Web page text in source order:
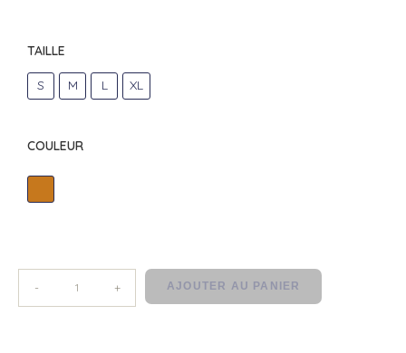
TAILLE
S M L XL
COULEUR
ORANGER
- + AJOUTER AU PANIER